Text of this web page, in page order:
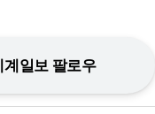
계일보 팔로우